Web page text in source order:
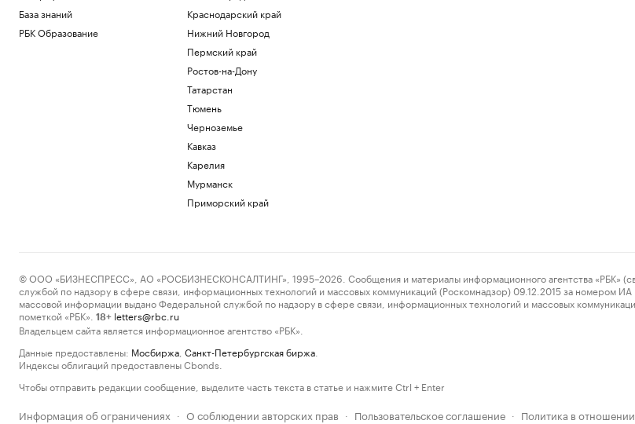
База знаний
РБК Образование
Краснодарский край
Нижний Новгород
Пермский край
Ростов-на-Дону
Татарстан
Тюмень
Черноземье
Кавказ
Карелия
Мурманск
Приморский край
© ООО «БИЗНЕСПРЕСС», АО «РОСБИЗНЕСКОНСАЛТИНГ», 1995–2026. Сообщения и материалы информационного агентства «РБК»
службой по надзору в сфере связи, информационных технологий и массовых коммуникаций (Роскомнадзор) 09.12.2015 за номером
массовой информации выдано Федеральной службой по надзору в сфере связи, информационных технологий и массовых
пометкой «РБК».
18+ letters@rbc.ru
Владельцем сайта является информационное агентство «РБК».
Данные предоставлены: Мосбиржа Санкт-Петербургская биржа
Индексы облигаций предоставлены Cbonds.
Чтобы отправить редакции сообщение, выделите часть текста в статье и нажмите Ctrl + Enter
Информация об ограничениях · О соблюдении авторских прав · Пользовательское соглашение · Политика в